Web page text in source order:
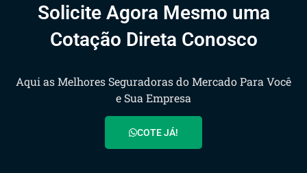
Solicite Agora Mesmo uma
Cotação Direta Conosco
Aqui as Melhores Seguradoras do Mercado Para Você
e Sua Empresa
COTE JÁ!